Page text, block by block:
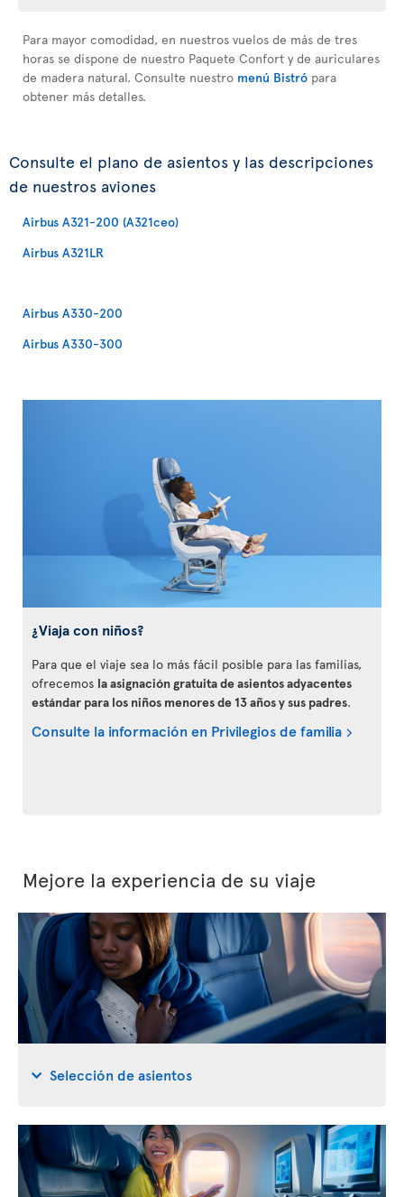
Para mayor comodidad, en nuestros vuelos de más de tres
horas se dispone de nuestro Paquete Confort y de auriculares
de madera natural. Consulte nuestro menú Bistró para
obtener más detalles.
Consulte el plano de asientos y las descripciones
de nuestros aviones
Airbus A321-200 (A321ceo)
Airbus A321LR
Airbus A330-200
Airbus A330-300
¿Viaja con niños?
Para que el viaje sea lo más fácil posible para las familias,
ofrecemos la asignación gratuita de asientos adyacentes
estándar para los niños menores de 13 años y sus padres.
Consulte la información en Privilegios de familia
Mejore la experiencia de su viaje
Selección de asientos